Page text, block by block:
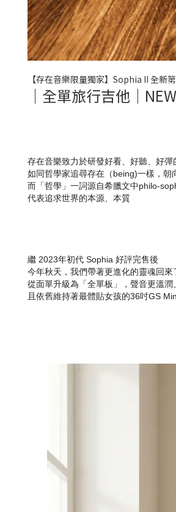
【存在音樂限量獨家】Sophia II 全新
｜全單旅行吉他｜
存在音樂致力於研發好看、好聽、好彈
如同哲學家追尋存在（being)一樣，朝
而「哲學」一詞源自希臘文中philo-
代表追求世界的本源、本質
繼 2023年初代 Sophia 好評完售後
今年秋天，我們帶著更進化的靈魂回來
從面單升級為「全單板」，聲音更溫潤
且依舊維持著最體貼女孩的36吋GS